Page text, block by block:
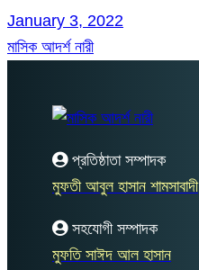
January 3, 2022
মাসিক আদর্শ নারী
প্রতিষ্ঠাতা সম্পাদক
মুফতী আবুল হাসান শামসাবাদী
সহযোগী সম্পাদক
মুফতি সাঈদ আল হাসান